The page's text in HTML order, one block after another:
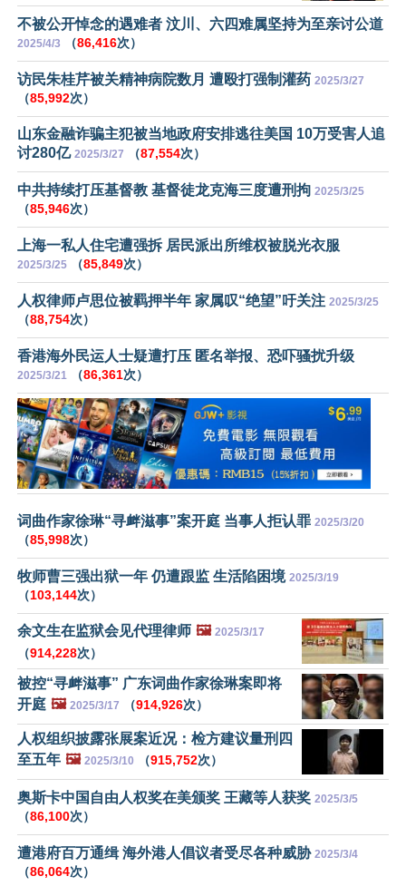
不被公开悼念的遇难者 汶川、六四难属坚持为至亲讨公道
2025/4/3 （86,416次）
访民朱桂芹被关精神病院数月 遭殴打强制灌药 2025/3/27
（85,992次）
山东金融诈骗主犯被当地政府安排逃往美国 10万受害人追
讨280亿 2025/3/27 （87,554次）
中共持续打压基督教 基督徒龙克海三度遭刑拘 2025/3/25
（85,946次）
上海一私人住宅遭强拆 居民派出所维权被脱光衣服
2025/3/25 （85,849次）
人权律师卢思位被羁押半年 家属叹“绝望”吁关注 2025/3/25
（88,754次）
香港海外民运人士疑遭打压 匿名举报、恐吓骚扰升级
2025/3/21 （86,361次）
词曲作家徐琳“寻衅滋事”案开庭 当事人拒认罪 2025/3/20
（85,998次）
牧师曹三强出狱一年 仍遭跟监 生活陷困境 2025/3/19
（103,144次）
余文生在监狱会见代理律师 🖼️ 2025/3/17
（914,228次）
被控“寻衅滋事” 广东词曲作家徐琳案即将
开庭 🖼️ 2025/3/17 （914,926次）
人权组织披露张展案近况：检方建议量刑四
至五年 🖼️ 2025/3/10 （915,752次）
奥斯卡中国自由人权奖在美颁奖 王藏等人获奖 2025/3/5
（86,100次）
遭港府百万通缉 海外港人倡议者受尽各种威胁 2025/3/4
（86,064次）